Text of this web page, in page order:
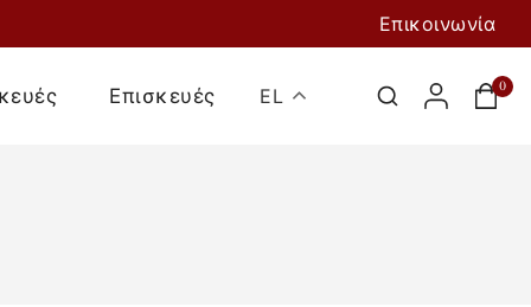
Επικοινωνία
Επισκευές EL 0